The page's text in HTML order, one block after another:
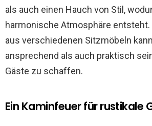
als auch einen Hauch von Stil,
harmonische Atmosphäre entsteht.
aus verschiedenen Sitzmöbeln
ansprechend als auch praktisch
Gäste zu schaffen.
Ein Kaminfeuer für rustikale